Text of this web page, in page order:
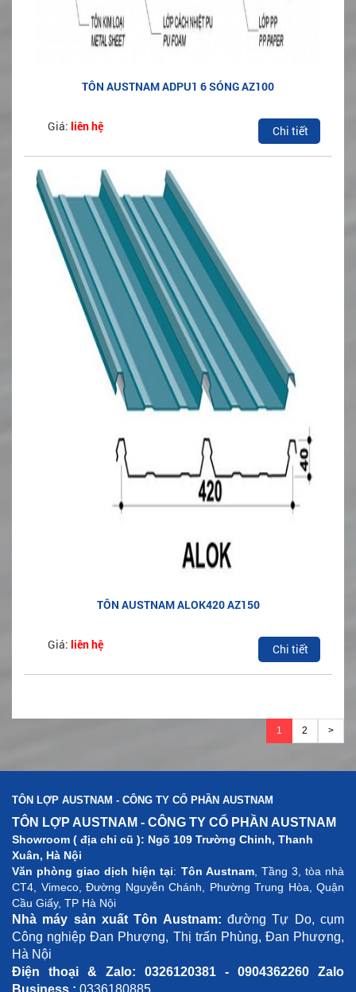
TÔN AUSTNAM ADPU1 6 SÓNG AZ100
Giá: liên hệ Chi tiết
TÔN AUSTNAM ALOK420 AZ150
Giá: liên hệ Chi tiết
1 2 >
TÔN LỢP AUSTNAM - CÔNG TY CỔ PHẦN AUSTNAM
TÔN LỢP AUSTNAM - CÔNG TY CỔ PHẦN AUSTNAM
Showroom ( địa chỉ cũ ): Ngõ 109 Trường Chinh, Thanh
Xuân, Hà Nội
Văn phòng giao dịch hiện tại: Tôn Austnam, Tầng 3, tòa nhà
CT4, Vimeco, Đường Nguyễn Chánh, Phường Trung Hòa, Quận
Cầu Giấy, TP Hà Nội
Nhà máy sản xuất Tôn Austnam: đường Tự Do, cụm
Công nghiệp Đan Phượng, Thị trấn Phùng, Đan Phượng,
Hà Nội
Điện thoại & Zalo: 0326120381 - 0904362260 Zalo